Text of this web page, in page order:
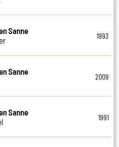
Sanne
1993
Sanne
2009
Sanne
1991